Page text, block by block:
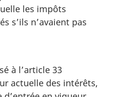
les impôts
s’ils n’avaient pas
à l’article 33
actuelle des intérêts,